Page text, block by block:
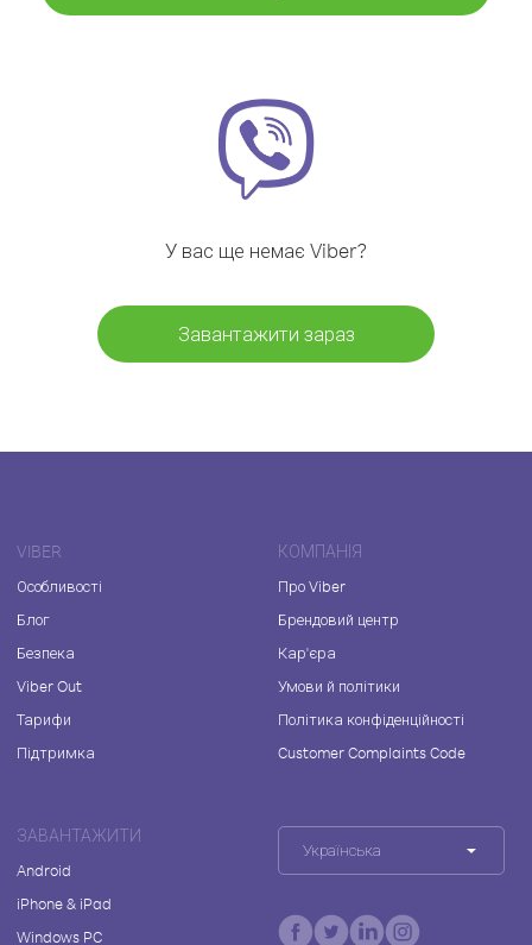
У вас ще немає Viber?
Завантажити зараз
VIBER
Особливості
Блог
Безпека
Viber Out
Тарифи
Підтримка
КОМПАНІЯ
Про Viber
Брендовий центр
Кар'єра
Умови й політики
Політика конфіденційності
Customer Complaints Code
ЗАВАНТАЖИТИ
Android
iPhone & iPad
Windows PC
Українська